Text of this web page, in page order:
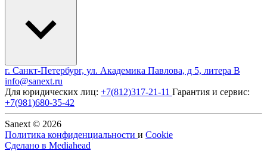
г. Санкт-Петербург, ул. Академика Павлова, д 5, литера В
info@sanext.ru
Для юридических лиц: +7(812)317-21-11 Гарантия и сервис:
+7(981)680-35-42
Sanext © 2026
Политика конфиденциальности и Cookie
Сделано в Mediahead